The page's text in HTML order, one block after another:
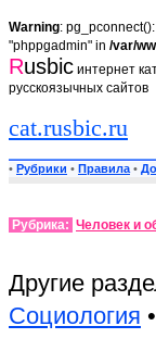
Warning:
"phppgadmin" in /var/
Rusbic интернет
русскоязычных сайтов
cat.rusbic.ru
• Рубрики • Правила •
Рубрика: Человек и
Другие
Социология •